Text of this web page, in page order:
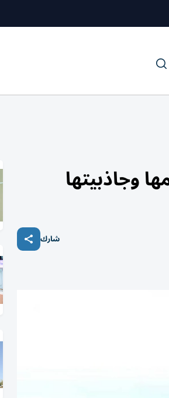
وجاذبيتها
شارك